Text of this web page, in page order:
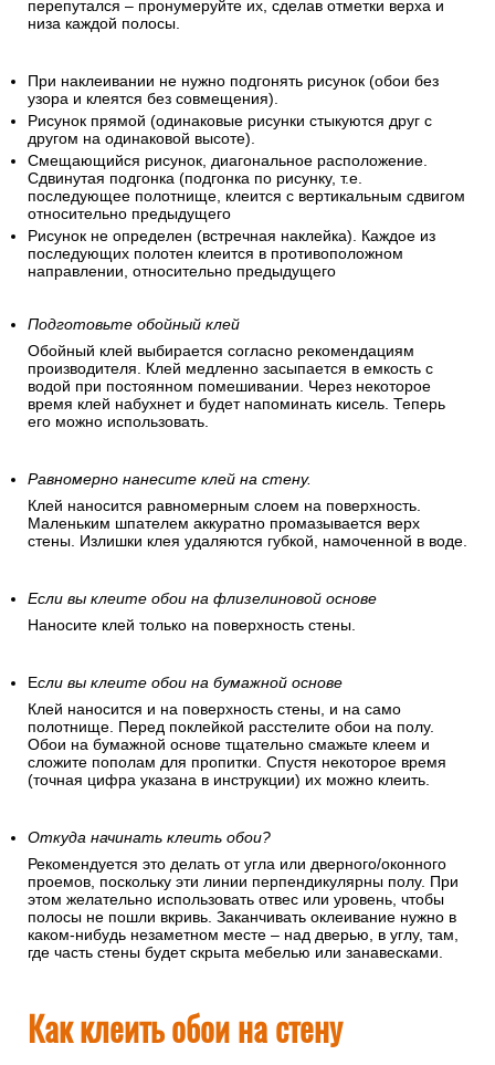
перепутался – пронумеруйте их, сделав отметки верха и
низа каждой полосы.
При наклеивании не нужно подгонять рисунок (обои без
узора и клеятся без совмещения).
Рисунок прямой (одинаковые рисунки стыкуются друг с
другом на одинаковой высоте).
Смещающийся рисунок, диагональное расположение.
Сдвинутая подгонка (подгонка по рисунку, т.е.
последующее полотнище, клеится с вертикальным сдвигом
относительно предыдущего
Рисунок не определен (встречная наклейка). Каждое из
последующих полотен клеится в противоположном
направлении, относительно предыдущего
Подготовьте обойный клей
Обойный клей выбирается согласно рекомендациям
производителя. Клей медленно засыпается в емкость с
водой при постоянном помешивании. Через некоторое
время клей набухнет и будет напоминать кисель. Теперь
его можно использовать.
Равномерно нанесите клей на стену.
Клей наносится равномерным слоем на поверхность.
Маленьким шпателем аккуратно промазывается верх
стены. Излишки клея удаляются губкой, намоченной в воде.
Если вы клеите обои на флизелиновой основе
Наносите клей только на поверхность стены.
Если вы клеите обои на бумажной основе
Клей наносится и на поверхность стены, и на само
полотнище. Перед поклейкой расстелите обои на полу.
Обои на бумажной основе тщательно смажьте клеем и
сложите пополам для пропитки. Спустя некоторое время
(точная цифра указана в инструкции) их можно клеить.
Откуда начинать клеить обои?
Рекомендуется это делать от угла или дверного/оконного
проемов, поскольку эти линии перпендикулярны полу. При
этом желательно использовать отвес или уровень, чтобы
полосы не пошли вкривь. Заканчивать оклеивание нужно в
каком-нибудь незаметном месте – над дверью, в углу, там,
где часть стены будет скрыта мебелью или занавесками.
Как клеить обои на стену